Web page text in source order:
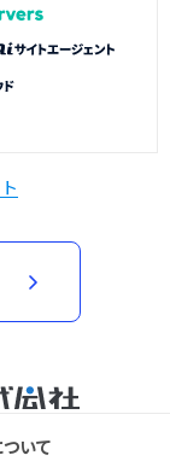
いて